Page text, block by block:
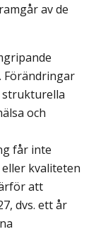
av de
Förändringar
strukturella
och
får inte
kvaliteten
att
dvs. ett år